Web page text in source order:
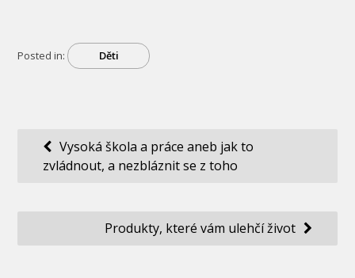
Posted in: Děti
Navigace
pro
Vysoká škola a práce aneb jak to
zvládnout, a nezbláznit se z toho
Produkty, které vám ulehčí život